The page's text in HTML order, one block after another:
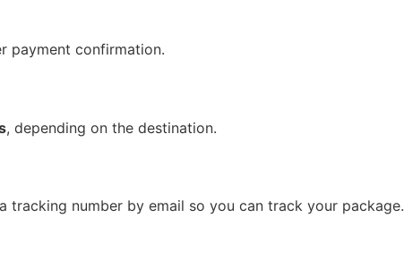
payment confirmation.
, depending on the destination.
tracking number by email so you can track your package.